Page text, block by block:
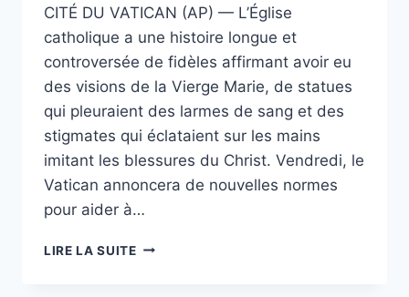
CITÉ DU VATICAN (AP) — L’Église
catholique a une histoire longue et
controversée de fidèles affirmant avoir eu
des visions de la Vierge Marie, de statues
qui pleuraient des larmes de sang et des
stigmates qui éclataient sur les mains
imitant les blessures du Christ. Vendredi, le
Vatican annoncera de nouvelles normes
pour aider à…
LIRE LA SUITELE